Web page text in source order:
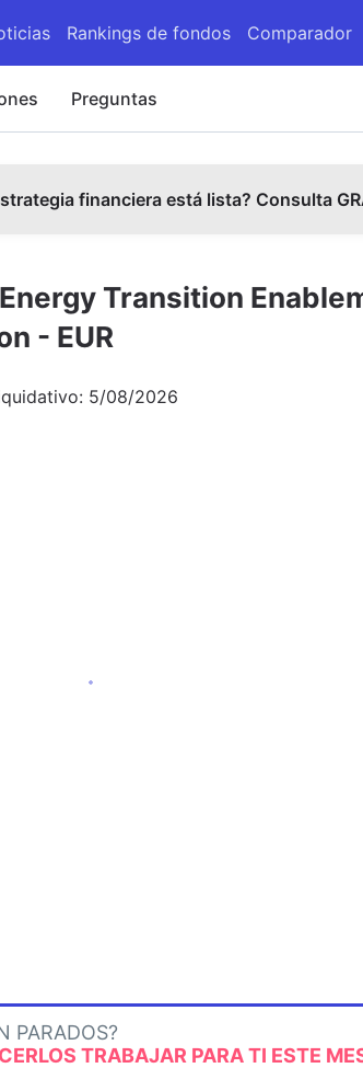
Rankings de fondos Comparador
Preguntas
financiera está lista? Consulta
Transition
- EUR
5/08/2026
PARADOS?
TRABAJAR PARA TI ESTE